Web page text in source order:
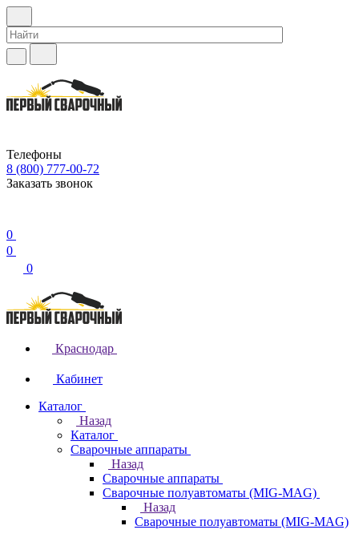
Телефоны
8 (800) 777-00-72
Заказать звонок
0
0
0
Краснодар
Кабинет
Каталог
Назад
Каталог
Сварочные аппараты
Назад
Сварочные аппараты
Сварочные полуавтоматы (MIG-MAG)
Назад
Сварочные полуавтоматы (MIG-MAG)